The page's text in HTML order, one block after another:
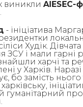
виникли AIESEC-
.
- ініціатива
Худік.
ЗСУ і мали гарні
харчі та
у Харків.
бо замість
гуманітарний